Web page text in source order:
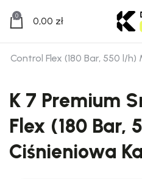
0 0,00 zł
Control Flex (180 Bar, 550 l/h)
K 7 Premium
Flex (180 Bar,
Ciśnieniowa